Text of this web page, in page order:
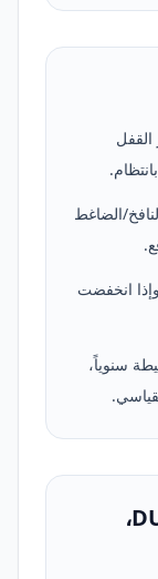
القفل
الضاغط
انخفضت
وسيطة سنوياً،
لماذا النقل الهوائي من DUCON،